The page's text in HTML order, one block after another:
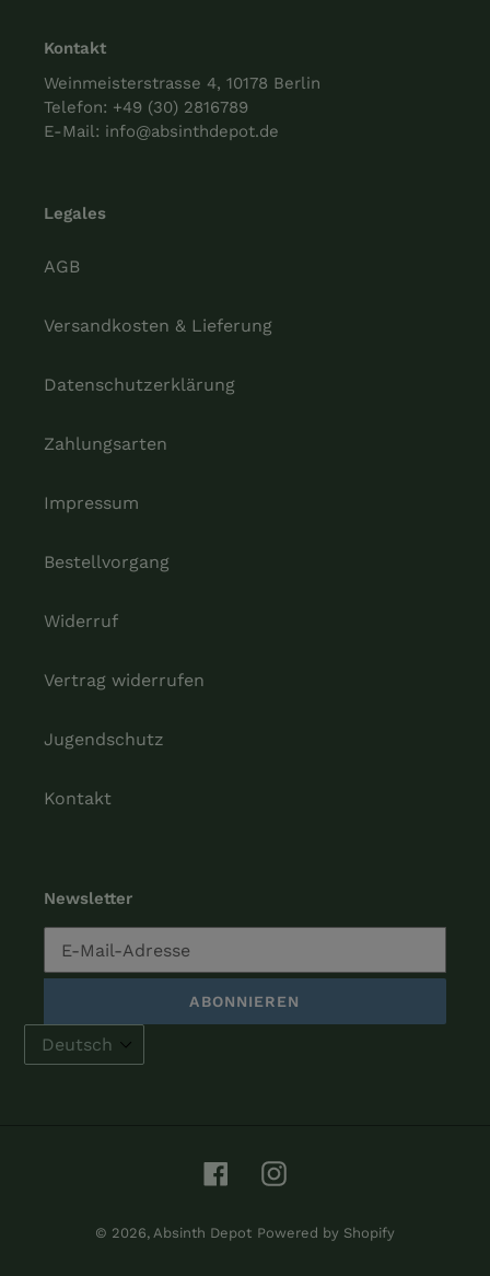
Kontakt
Weinmeisterstrasse 4, 10178 Berlin
Telefon: +49 (30) 2816789
E-Mail: info@absinthdepot.de
Legales
AGB
Versandkosten & Lieferung
Datenschutzerklärung
Zahlungsarten
Impressum
Bestellvorgang
Widerruf
Vertrag widerrufen
Jugendschutz
Kontakt
Newsletter
ABONNIEREN
FacebookInstagram
© 2026, Absinth Depot Powered by Shopify